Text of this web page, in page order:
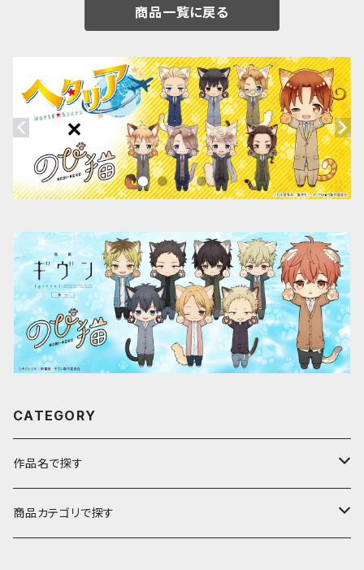
商品一覧に戻る
CATEGORY
作品名で探す
ア行
商品カテゴリで探す